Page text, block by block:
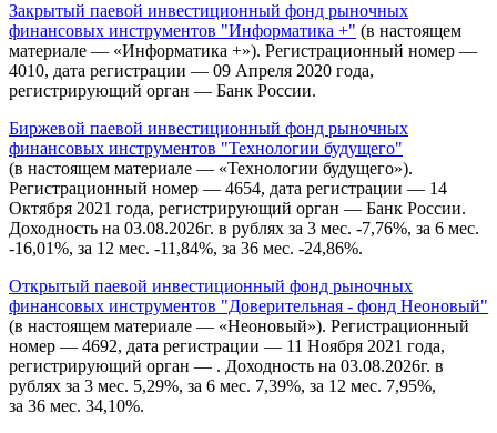
Закрытый паевой инвестиционный фонд рыночных
финансовых инструментов "Информатика +" (в настоящем
материале — «Информатика +»). Регистрационный номер —
4010, дата регистрации — 09 Апреля 2020 года,
регистрирующий орган — Банк России.
Биржевой паевой инвестиционный фонд рыночных
финансовых инструментов "Технологии будущего"
(в настоящем материале — «Технологии будущего»).
Регистрационный номер — 4654, дата регистрации — 14
Октября 2021 года, регистрирующий орган — Банк России.
Доходность на 03.08.2026г. в рублях за 3 мес. -7,76%, за 6 мес.
-16,01%, за 12 мес. -11,84%, за 36 мес. -24,86%.
Открытый паевой инвестиционный фонд рыночных
финансовых инструментов "Доверительная - фонд Неоновый"
(в настоящем материале — «Неоновый»). Регистрационный
номер — 4692, дата регистрации — 11 Ноября 2021 года,
регистрирующий орган — . Доходность на 03.08.2026г. в
рублях за 3 мес. 5,29%, за 6 мес. 7,39%, за 12 мес. 7,95%,
за 36 мес. 34,10%.